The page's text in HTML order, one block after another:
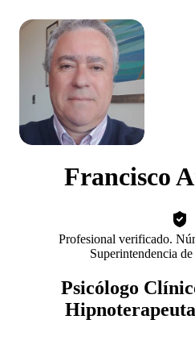
Francisco
Profesional verificado.
Superintendencia
Psicólogo